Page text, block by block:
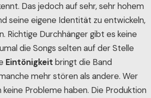
Das jedoch auf sehr, sehr hohem
seine eigene Identität zu entwickeln,
Richtige Durchhänger gibt es keine
die Songs selten auf der Stelle
Eintönigkeit bringt die Band
mehr stören als andere. Wer
Probleme haben. Die Produktion